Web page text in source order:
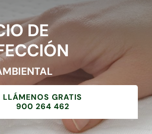
DE
LLÁMENOS GRATIS
900 264 462